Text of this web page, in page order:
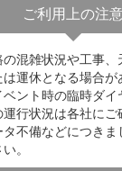
ご利用上の注
の混雑状況や工事
運休となる場合
ント時の臨時ダ
運行状況は各社に
不備などにつきま
。